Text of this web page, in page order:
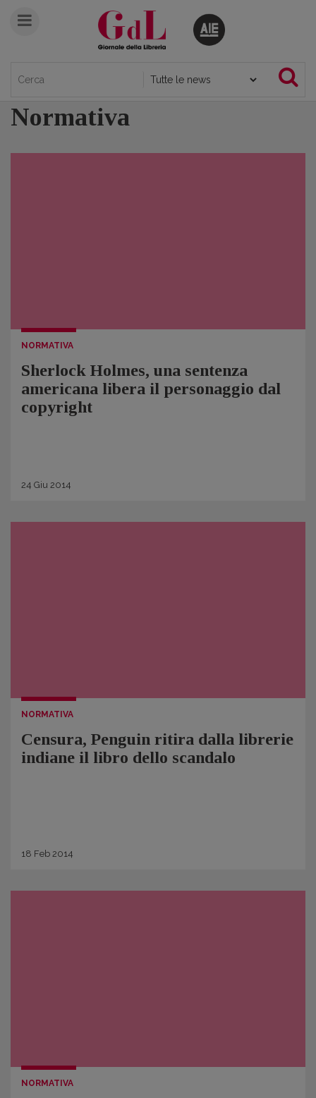
Normativa
NORMATIVA
Sherlock Holmes, una sentenza
americana libera il personaggio dal
copyright
24 Giu 2014
NORMATIVA
Censura, Penguin ritira dalla librerie
indiane il libro dello scandalo
18 Feb 2014
NORMATIVA